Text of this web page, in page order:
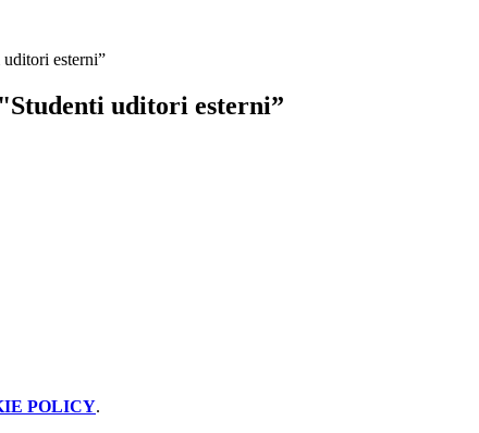
esterni”
uditori esterni”
POLICY.